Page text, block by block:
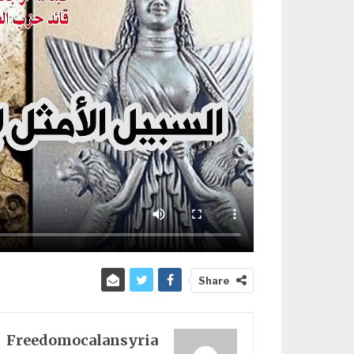
Share
Freedomocalansyria